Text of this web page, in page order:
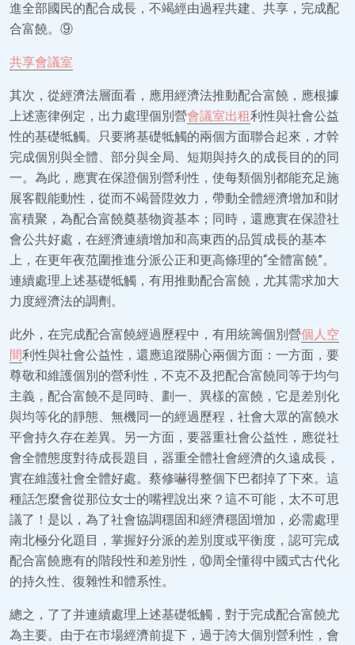
進全部國民的配合成長，不竭經由過程共建、共享，完成配
合富饒。⑨
共享會議室
其次，從經濟法層面看，應用經濟法推動配合富饒，應根據
上述憲律例定，出力處理個別營會議室出租利性與社會公益
性的基礎牴觸。只要將基礎牴觸的兩個方面聯合起來，才幹
完成個別與全體、部分與全局、短期與持久的成長目的的同
一。為此，應實在保證個別營利性，使每類個別都能充足施
展客觀能動性，從而不竭晉陞效力，帶動全體經濟增加和財
富積聚，為配合富饒奠基物資基本；同時，還應實在保證社
會公共好處，在經濟連續增加和高東西的品質成長的基本
上，在更年夜范圍推進分派公正和更高條理的“全體富饒”。
連續處理上述基礎牴觸，有用推動配合富饒，尤其需求加大
力度經濟法的調劑。
此外，在完成配合富饒經過歷程中，有用統籌個別營個人空
間利性與社會公益性，還應追蹤關心兩個方面：一方面，要
尊敬和維護個別的營利性，不克不及把配合富饒同等于均勻
主義，配合富饒不是同時、劃一、異樣的富饒，它是差別化
與均等化的靜態、無機同一的經過歷程，社會大眾的富饒水
平會持久存在差異。另一方面，要器重社會公益性，應從社
會全體態度對待成長題目，器重全體社會經濟的久遠成長，
實在維護社會全體好處。蔡修嚇得整個下巴都掉了下來。這
種話怎麼會從那位女士的嘴裡說出來？這不可能，太不可思
議了！是以，為了社會協調穩固和經濟穩固增加，必需處理
南北極分化題目，掌握好分派的差別度或平衡度，認可完成
配合富饒應有的階段性和差別性，⑩周全懂得中國式古代化
的持久性、復雜性和體系性。
總之，了了并連續處理上述基礎牴觸，對于完成配合富饒尤
為主要。由于在市場經濟前提下，過于誇大個別營利性，會